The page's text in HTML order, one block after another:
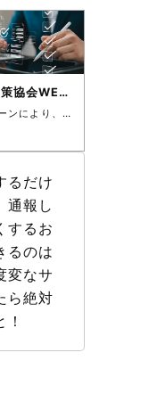
一般社団法人ダークパターン対策協会WEBサイト
ネット空間上で横行するダークパターンにより、誠実な企業が消費者から正しく評価されず消費者被害が拡大するという悪循環が起きています。当協会の活動により、誠実なWebサイトが増え、消費者が正しい選択ができる後押しを行うことで消費者被害を減らし、消費者と企業の信頼関係の構築に少しでも貢献できればと考えております。
るだけ
通報し
するお
るのは
変なサ
ら絶対